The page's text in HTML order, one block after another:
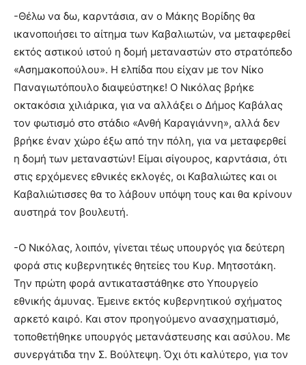
-Θέλω να δω, καρντάσια, αν ο Μάκης Βορίδης θα
ικανοποιήσει το αίτημα των Καβαλιωτών, να μεταφερθεί
εκτός αστικού ιστού η δομή μεταναστών στο στρατόπεδο
«Ασημακοπούλου». Η ελπίδα που είχαν με τον Νίκο
Παναγιωτόπουλο διαψεύστηκε! Ο Νικόλας βρήκε
οκτακόσια χιλιάρικα, για να αλλάξει ο Δήμος Καβάλας
τον φωτισμό στο στάδιο «Ανθή Καραγιάννη», αλλά δεν
βρήκε έναν χώρο έξω από την πόλη, για να μεταφερθεί
η δομή των μεταναστών! Είμαι σίγουρος, καρντάσια, ότι
στις ερχόμενες εθνικές εκλογές, οι Καβαλιώτες και οι
Καβαλιώτισσες θα το λάβουν υπόψη τους και θα κρίνουν
αυστηρά τον βουλευτή.
-Ο Νικόλας, λοιπόν, γίνεται τέως υπουργός για δεύτερη
φορά στις κυβερνητικές θητείες του Κυρ. Μητσοτάκη.
Την πρώτη φορά αντικαταστάθηκε στο Υπουργείο
εθνικής άμυνας. Έμεινε εκτός κυβερνητικού σχήματος
αρκετό καιρό. Και στον προηγούμενο ανασχηματισμό,
τοποθετήθηκε υπουργός μετανάστευσης και ασύλου. Με
συνεργάτιδα την Σ. Βούλτεψη. Όχι ότι καλύτερο, για τον